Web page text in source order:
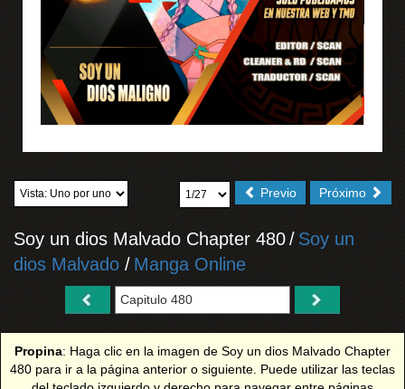
Próximo
Previo
Soy un dios Malvado Chapter 480/ Soy un
dios Malvado / Manga Online
Propina: Haga clic en la imagen de Soy un dios Malvado Chapter
480 para ir a la página anterior o siguiente. Puede utilizar las teclas